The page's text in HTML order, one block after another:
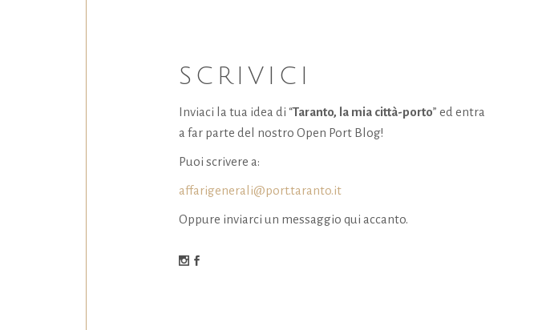
SCRIVICI
Inviaci la tua idea di “Taranto, la mia città-porto” ed entra
a far parte del nostro Open Port Blog!
Puoi scrivere a:
affarigenerali@port.taranto.it
Oppure inviarci un messaggio qui accanto.